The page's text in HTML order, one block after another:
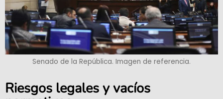
Senado de la República. Imagen de referencia.
Riesgos legales y vacíos